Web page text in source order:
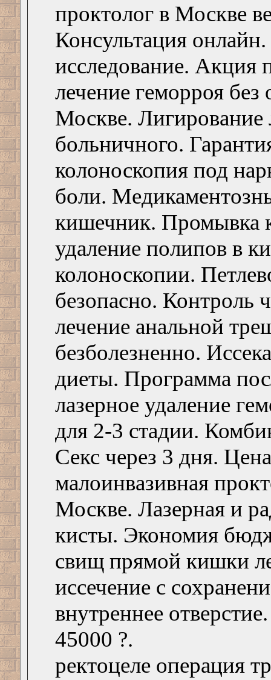
проктолог в Москве
Консультация
исследование. Акция
лечение геморроя без
Москве. Лигирование
больничного.
колоноскопия под
боли.
кишечник. Промывка
удаление полипов в
колоноскопии.
безопасно. Контроль
лечение анальной
безболезненно.
диеты. Программа
лазерное удаление
для 2-3 стадии.
Секс через 3 дня.
малоинвазивная
Москве. Лазерная и
кисты. Экономия
свищ прямой кишки
иссечение с
внутреннее
45000 ?.
ректоцеле операция